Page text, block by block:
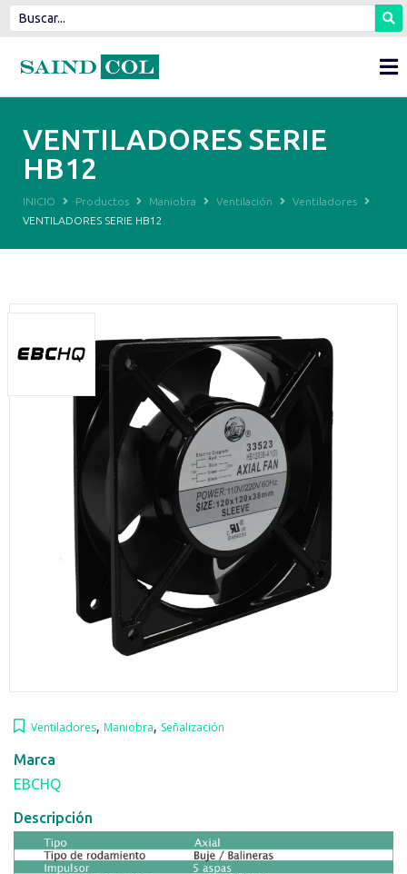
VENTILADORES SERIE
HB12
INICIO Productos Maniobra Ventilación
Ventiladores
VENTILADORES SERIE HB12
Ventiladores, Maniobra, Señalización
Marca
EBCHQ
Descripción